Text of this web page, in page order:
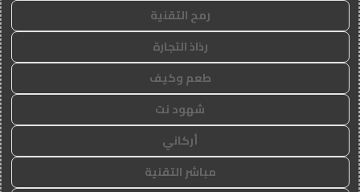
رمح التقنية
رذاذ التجارة
طعم وكيف
شهود نت
أركاني
مباشر التقنية